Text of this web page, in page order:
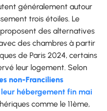
généralement autour
trois étoiles. Le
des alternatives
des chambres à partir
de Paris 2024, certains
leur logement. Selon
non-Franciliens
leur hébergement fin mai
comme le 11ème,